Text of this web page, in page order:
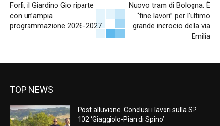
Forlì, il Giardino Gio riparte
con un’ampia
programmazione 2026-2027
Nuovo tram di Bologna. È
“fine lavori” per l’ultimo
grande incrocio della via
Emilia
TOP NEWS
Post alluvione. Conclusi i lavori sulla SP
102 ‘Giaggiolo-Pian di Spino’